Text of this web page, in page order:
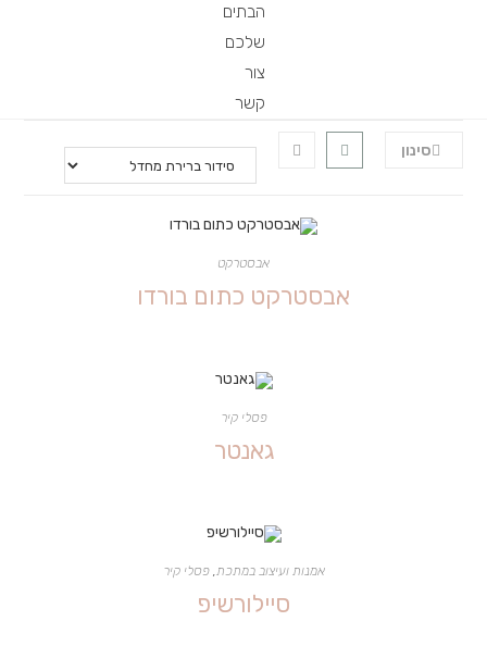
הבתים
שלכם
צור
קשר
סינון
אבסטרקט
אבסטרקט כתום בורדו
פסלי קיר
גאנטר
אמנות ועיצוב במתכת,פסלי קיר
סיילורשיפ